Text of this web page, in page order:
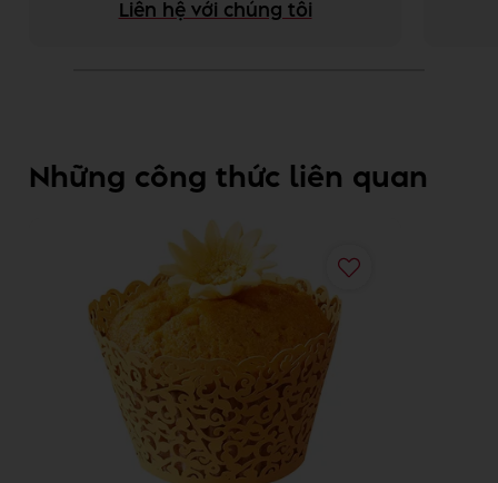
Liên hệ với chúng tôi
Những công thức liên quan